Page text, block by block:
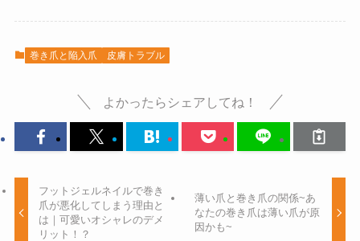
巻き爪と陥入爪 皮膚トラブル
よかったらシェアしてね！
フットジェルネイルで巻き
爪が悪化してしまう理由と
は｜可愛いオシャレのデメ
リット！？
薄い爪と巻き爪の関係~あ
なたの巻き爪は薄い爪が原
因かも~